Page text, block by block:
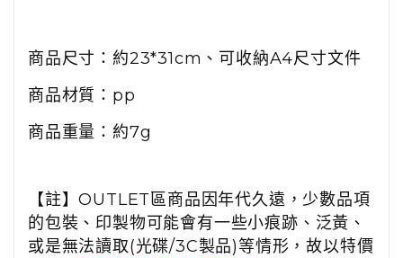
商品尺寸：約23*31cm、 可收納A4尺寸文件
商品材質：pp
商品重量：約7g
【註】OUTLET區商品因年代久遠，少數品項
的包裝、印製物可能會有一些小痕跡、泛黃、
或是無法讀取(光碟/3C製品)等情形，故以特價